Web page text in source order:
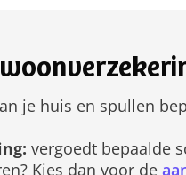
je huis en spullen
vergoedt bepaalde
Kies dan voor de